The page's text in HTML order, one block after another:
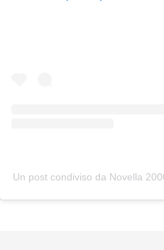
Un post condiviso da Novella